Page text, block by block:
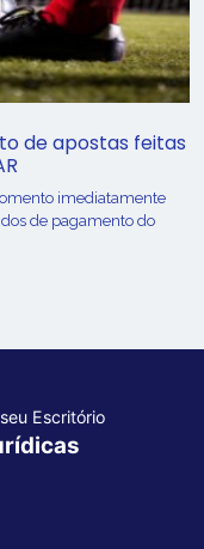
de apostas feitas
imediatamente
de pagamento do
Escritório